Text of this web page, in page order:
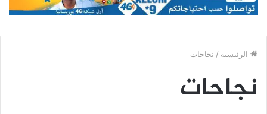
الرئيسية / نجاحات
نجاحات